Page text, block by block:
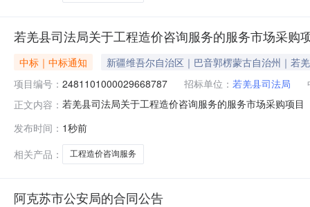
若羌县司法局关于工程造价咨询服务的服务市场采购
中标｜中标通知
新疆维吾尔自治区｜巴音郭楞蒙古自治州｜若
项目编号： 2481101000029668787 招标单位： 若羌县司法局
正文内容： 若羌县司法局关于工程造价咨询服务的服务市场采购项
划编码:652824项目所在行政区划名称:新疆维吾尔自治
发布时间： 1秒前
相关产品：
工程造价咨询服务
阿克苏市公安局的合同公告